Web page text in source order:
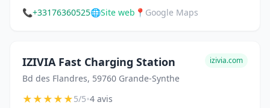
📞+33176360525🌐Site web 📍 Google Maps
IZIVIA Fast Charging Station
Bd des Flandres, 59760 Grande-Synthe
izivia.com
★★★★★5/5•4 avis